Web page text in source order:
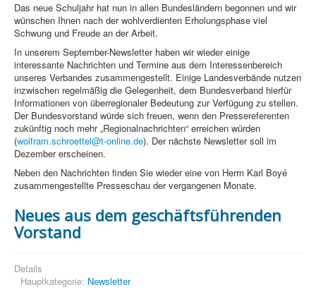
Das neue Schuljahr hat nun in allen Bundesländern begonnen und wir
wünschen Ihnen nach der wohlverdienten Erholungsphase viel
Schwung und Freude an der Arbeit.
In unserem September-Newsletter haben wir wieder einige
interessante Nachrichten und Termine aus dem Interessenbereich
unseres Verbandes zusammengestellt. Einige Landesverbände nutzen
inzwischen regelmäßig die Gelegenheit, dem Bundesverband hierfür
Informationen von überregionaler Bedeutung zur Verfügung zu stellen.
Der Bundesvorstand würde sich freuen, wenn den Pressereferenten
zukünftig noch mehr „Regionalnachrichten“ erreichen würden
(wolfram.schroettel@t-online.de). Der nächste Newsletter soll im
Dezember erscheinen.
Neben den Nachrichten finden Sie wieder eine von Herrn Karl Boyé
zusammengestellte Presseschau der vergangenen Monate.
Neues aus dem geschäftsführenden
Vorstand
Details
Hauptkategorie: Newsletter